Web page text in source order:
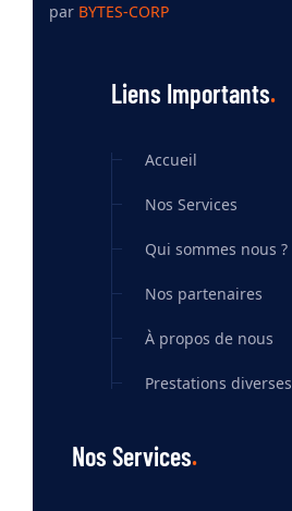
par BYTES-CORP
Liens Importants
Accueil
Nos Services
Qui sommes nous ?
Nos partenaires
À propos de nous
Prestations diverses
Nos Services